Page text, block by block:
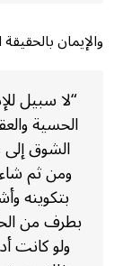
والإيمان
“لا سبيل
الحسية
الشوق
ومن ثم شاء
بتكوينه
بطرف من
ولو كانت